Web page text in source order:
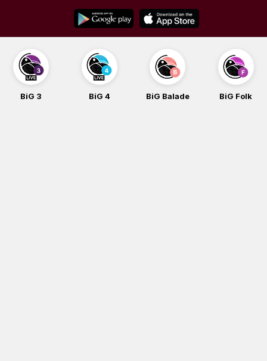
content
BiG 3 BiG 4 BiG Balade BiG Folk